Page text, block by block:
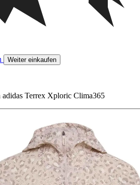
Weiter einkaufen
adidas Terrex Xploric Clima365